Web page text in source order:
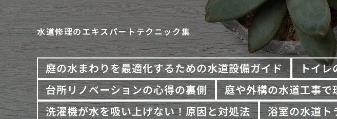
水道修理のエキスパートテクニック集
庭の水まわりを最適化するための水道設備ガイド
トイレ
台所リノベーションの心得の裏側
庭や外構の水道工事
洗濯機が水を吸い上げない！原因と対処法
浴室の水道ト